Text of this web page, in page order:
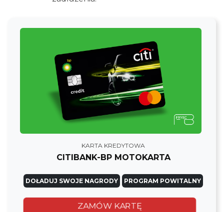
KARTA KREDYTOWA
CITIBANK-BP MOTOKARTA
DOŁADUJ SWOJE NAGRODY PROGRAM POWITALNY
ZAMÓW KARTĘ